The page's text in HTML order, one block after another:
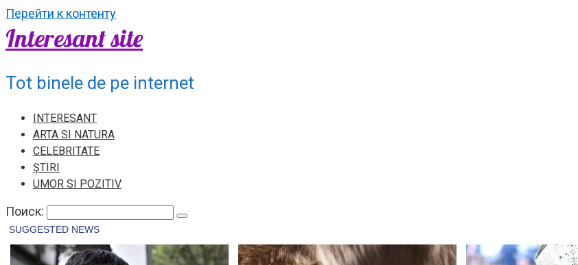
Перейти к контенту
Interesant site
Tot binele de pe internet
INTERESANT
ARTA SI NATURA
CELEBRITATE
ŞTIRI
UMOR SI POZITIV
Поиск: